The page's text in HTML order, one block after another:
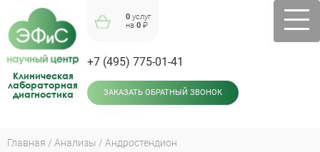
navigation
Клиническая
лабораторная
диагностика
0 услуг
на0 ₽
+7 (495) 775-01-41
ЗАКАЗАТЬ ОБРАТНЫЙ ЗВОНОК
Главная Анализы Андростендион